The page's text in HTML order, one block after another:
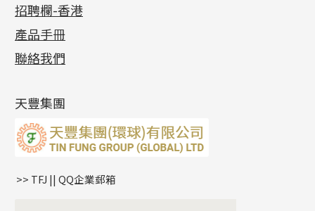
十字閃O鏈系列
十字錘打鏈系列
側身車花鏈系列
側身鏈系列
雙十字鏈系列
水波鏈系列
蛇骨鏈系列
鏈尾系列
嘴唇鏈系列
梅花迫系列
平臺迫系列
綫拍系列
美拍系列
耳環扣系列
耳綫/耳鈎系列
耳環爪頭
耳環
調節珠系列
生圈扣系列
龍蝦扣系列
鴨俐制系列
字母吊墜
相盒吊墜
項鏈吊墜
生肖吊墜
星座吊墜
珠盤系列
袖口鈕系列
焊片及鐳射綫
空心車花管
珠類配件
無孔光身珠
空心光身珠
無孔批花珠
車花片
動感車花片
鑲口戒指
鑲口手鏈系列
戒指系列
空心耳環
空心车花管首饰链
空心手鐲系列
千足金
記憶金屬系列
記憶戒指
拉簧珠珠手鏈
記憶鈦手鐲
各項證書(2)
相片集(9)
展覽會資訊
最新產品資訊
招聘欄-香港
產品手冊
聯絡我們
天豐集團
>> TFJ || QQ企業郵箱